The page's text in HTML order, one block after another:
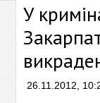
У
26.11.2012,